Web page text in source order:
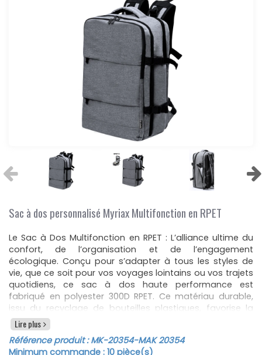
Sac à dos personnalisé Myriax Multifonction en RPET
Le Sac à Dos Multifonction en RPET : L’alliance ultime du
confort, de l’organisation et de l’engagement
écologique. Conçu pour s’adapter à tous les styles de
vie, que ce soit pour vos voyages lointains ou vos trajets
quotidiens, ce sac à dos haute performance est
fabriqué en polyester 300D RPET. Ce matériau durable,
issu du recyclage de bouteilles plastiques, favorise la
réutilisation des déchets et contribue activement à la
protection de la planète. Résistant à l’eau et arborant
fièrement le logo RPET, il est livré dans un emballage
Lire plus
Référence produit :MK-20354-MAK 20354
Minimum commande : 10 pièce(s)